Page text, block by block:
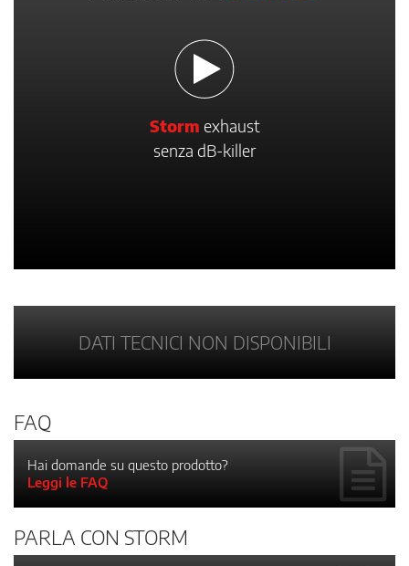
Storm exhaust
senza dB-killer
DATI TECNICI NON DISPONIBILI
FAQ
Hai domande su questo prodotto?
Leggi le FAQ
PARLA CON STORM